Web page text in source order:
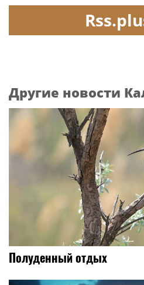
Другие новости
Полуденный отдых